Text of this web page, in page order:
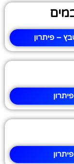
– פיתרון